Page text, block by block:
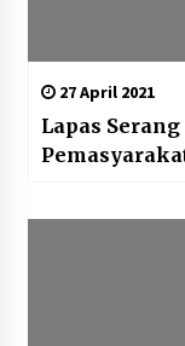
27 April 2021
Lapas